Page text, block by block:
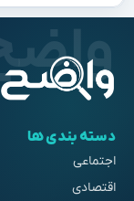
دسته بندی ها
اجتماعی
اقتصادی